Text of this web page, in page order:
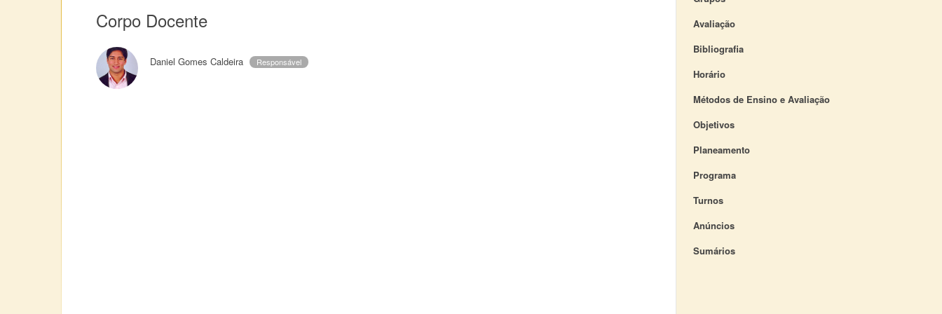
Corpo Docente
Daniel Gomes Caldeira Responsável
Avaliação
Bibliografia
Horário
Métodos de Ensino e Avaliação
Objetivos
Planeamento
Programa
Turnos
Anúncios
Sumários